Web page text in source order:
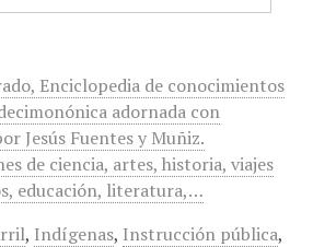
Enciclopedia de conocimientos
adornada con
Jesús Fuentes y Muñiz.
de ciencia, artes, historia, viajes
educación, literatura,…
, Indígenas, Instrucción pública,